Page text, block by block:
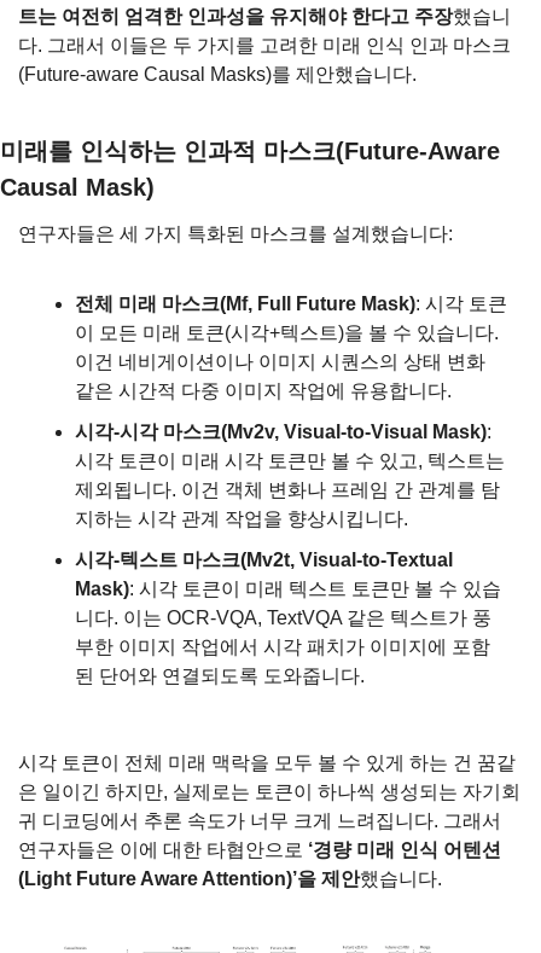
트는 여전히 엄격한 인과성을 유지해야 한다고 주장했습니
다. 그래서 이들은 두 가지를 고려한 미래 인식 인과 마스크
(Future-aware Causal Masks)를 제안했습니다.
미래를 인식하는 인과적 마스크(Future-Aware
Causal Mask)
연구자들은 세 가지 특화된 마스크를 설계했습니다:
전체 미래 마스크(Mf, Full Future Mask): 시각 토큰
이 모든 미래 토큰(시각+텍스트)을 볼 수 있습니다.
이건 네비게이션이나 이미지 시퀀스의 상태 변화
같은 시간적 다중 이미지 작업에 유용합니다.
시각-시각 마스크(Mv2v, Visual-to-Visual Mask):
시각 토큰이 미래 시각 토큰만 볼 수 있고, 텍스트는
제외됩니다. 이건 객체 변화나 프레임 간 관계를 탐
지하는 시각 관계 작업을 향상시킵니다.
시각-텍스트 마스크(Mv2t, Visual-to-Textual
Mask): 시각 토큰이 미래 텍스트 토큰만 볼 수 있습
니다. 이는 OCR-VQA, TextVQA 같은 텍스트가 풍
부한 이미지 작업에서 시각 패치가 이미지에 포함
된 단어와 연결되도록 도와줍니다.
시각 토큰이 전체 미래 맥락을 모두 볼 수 있게 하는 건 꿈같
은 일이긴 하지만, 실제로는 토큰이 하나씩 생성되는 자기회
귀 디코딩에서 추론 속도가 너무 크게 느려집니다. 그래서
연구자들은 이에 대한 타협안으로 ‘경량 미래 인식 어텐션
(Light Future Aware Attention)’을 제안했습니다.